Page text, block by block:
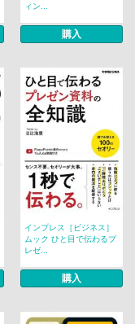
ィン...
購入
インプレス［ビジネス］
ムック ひと目で伝わるプ
レゼ...
購入